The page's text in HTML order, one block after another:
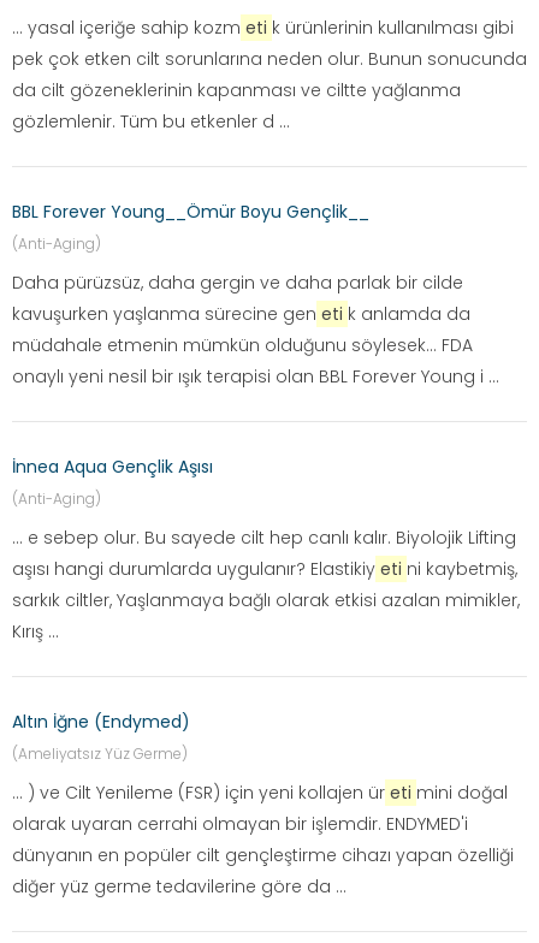
... yasal içeriğe sahip kozm eti k ürünlerinin kullanılması gibi
pek çok etken cilt sorunlarına neden olur. Bunun sonucunda
da cilt gözeneklerinin kapanması ve ciltte yağlanma
gözlemlenir. Tüm bu etkenler d ...
BBL Forever Young__Ömür Boyu Gençlik__
(Anti-Aging)
Daha pürüzsüz, daha gergin ve daha parlak bir cilde
kavuşurken yaşlanma sürecine gen eti k anlamda da
müdahale etmenin mümkün olduğunu söylesek… FDA
onaylı yeni nesil bir ışık terapisi olan BBL Forever Young i ...
İnnea Aqua Gençlik Aşısı
(Anti-Aging)
... e sebep olur. Bu sayede cilt hep canlı kalır. Biyolojik Lifting
aşısı hangi durumlarda uygulanır? Elastikiy eti ni kaybetmiş,
sarkık ciltler, Yaşlanmaya bağlı olarak etkisi azalan mimikler,
Kırış ...
Altın İğne (Endymed)
(Ameliyatsız Yüz Germe)
... ) ve Cilt Yenileme (FSR) için yeni kollajen ür eti mini doğal
olarak uyaran cerrahi olmayan bir işlemdir. ENDYMED'i
dünyanın en popüler cilt gençleştirme cihazı yapan özelliği
diğer yüz germe tedavilerine göre da ...